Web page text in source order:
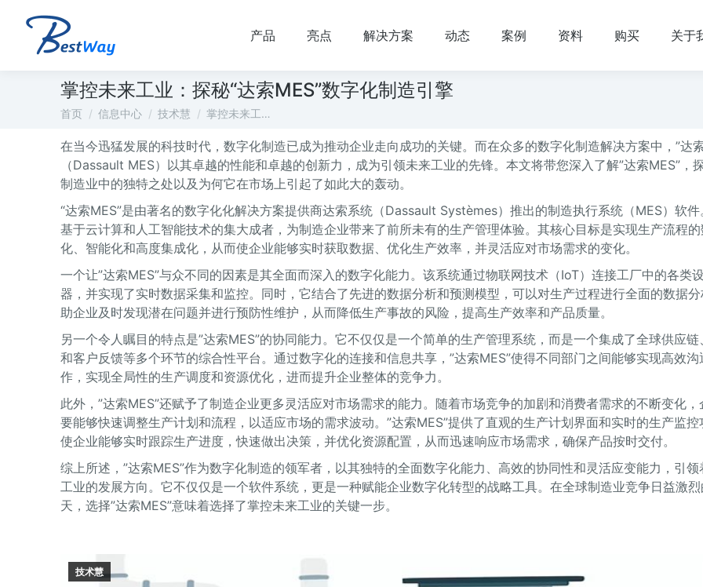
产品 亮点 解决方案 动态 案例 资料 购买 关于
掌控未来工业：探秘“达索MES”数字化制造引擎
您在这里：
首页 信息中心 技术慧 掌控未来工…
在当今迅猛发展的科技时代，数字化制造已成为推动企业走向成功的关键。而在众多的数字化制造解决方案中，”达
（Dassault MES）以其卓越的性能和卓越的创新力，成为引领未来工业的先锋。本文将带您深入了解”达索MES”，
制造业中的独特之处以及为何它在市场上引起了如此大的轰动。
“达索MES”是由著名的数字化化解决方案提供商达索系统（Dassault Systèmes）推出的制造执行系统（MES）软
基于云计算和人工智能技术的集大成者，为制造企业带来了前所未有的生产管理体验。其核心目标是实现生产流程
化、智能化和高度集成化，从而使企业能够实时获取数据、优化生产效率，并灵活应对市场需求的变化。
一个让”达索MES”与众不同的因素是其全面而深入的数字化能力。该系统通过物联网技术（IoT）连接工厂中的各类
器，并实现了实时数据采集和监控。同时，它结合了先进的数据分析和预测模型，可以对生产过程进行全面的数据
助企业及时发现潜在问题并进行预防性维护，从而降低生产事故的风险，提高生产效率和产品质量。
另一个令人瞩目的特点是”达索MES”的协同能力。它不仅仅是一个简单的生产管理系统，而是一个集成了全球供应链
和客户反馈等多个环节的综合性平台。通过数字化的连接和信息共享，”达索MES”使得不同部门之间能够实现高效沟
作，实现全局性的生产调度和资源优化，进而提升企业整体的竞争力。
此外，”达索MES”还赋予了制造企业更多灵活应对市场需求的能力。随着市场竞争的加剧和消费者需求的不断变化，
要能够快速调整生产计划和流程，以适应市场的需求波动。”达索MES”提供了直观的生产计划界面和实时的生产监控
使企业能够实时跟踪生产进度，快速做出决策，并优化资源配置，从而迅速响应市场需求，确保产品按时交付。
综上所述，”达索MES”作为数字化制造的领军者，以其独特的全面数字化能力、高效的协同性和灵活应变能力，引领
工业的发展方向。它不仅仅是一个软件系统，更是一种赋能企业数字化转型的战略工具。在全球制造业竞争日益激
天，选择”达索MES”意味着选择了掌控未来工业的关键一步。
技术慧